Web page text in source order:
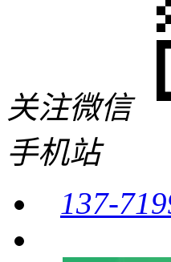
关注微信
手机站
137-